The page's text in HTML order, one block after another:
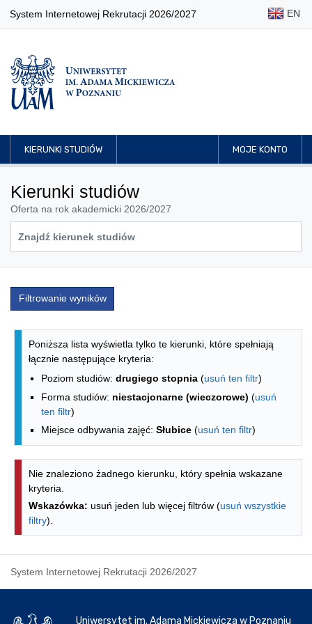
System Internetowej Rekrutacji 2026/2027 EN
KIERUNKI STUDIÓW MOJE KONTO
Kierunki studiów
Oferta na rok akademicki 2026/2027
Filtrowanie wyników
Lista kierunków - indeks alfabetyczny
Poniższa lista wyświetla tylko te kierunki, które spełniają
łącznie następujące kryteria:
Poziom studiów: drugiego stopnia (usuń ten filtr)
Forma studiów: niestacjonarne (wieczorowe) (usuń
ten filtr)
Miejsce odbywania zajęć: Słubice (usuń ten filtr)
Nie znaleziono żadnego kierunku, który spełnia wskazane
kryteria.
Wskazówka: usuń jeden lub więcej filtrów (usuń wszystkie
filtry).
System Internetowej Rekrutacji 2026/2027
Uniwersytet im. Adama Mickiewicza w Poznaniu